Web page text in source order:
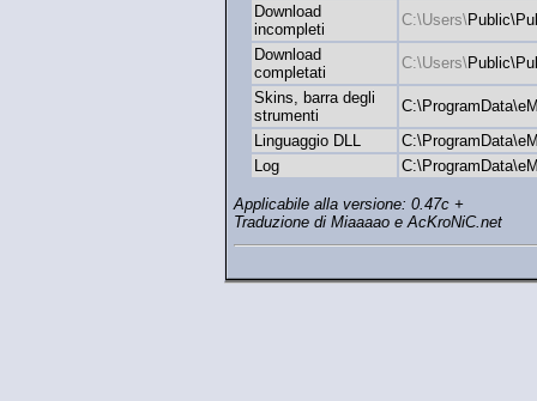
Download
incompleti
C:\Users\
Download
completati
C:\Users\
Skins, barra degli
strumenti
Linguaggio DLL
Log
Applicabile alla versione: 0.47c +
Traduzione di Miaaaao e AcKroNiC.net